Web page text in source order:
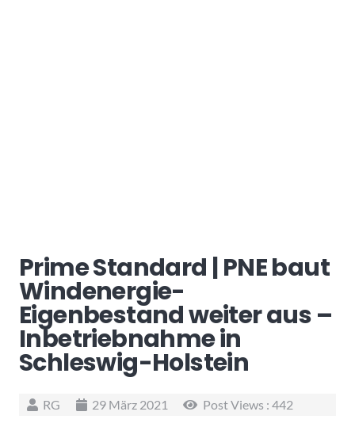
Prime Standard | PNE baut
Windenergie-
Eigenbestand weiter aus –
Inbetriebnahme in
Schleswig-Holstein
RG 29 März 2021 Post Views : 442